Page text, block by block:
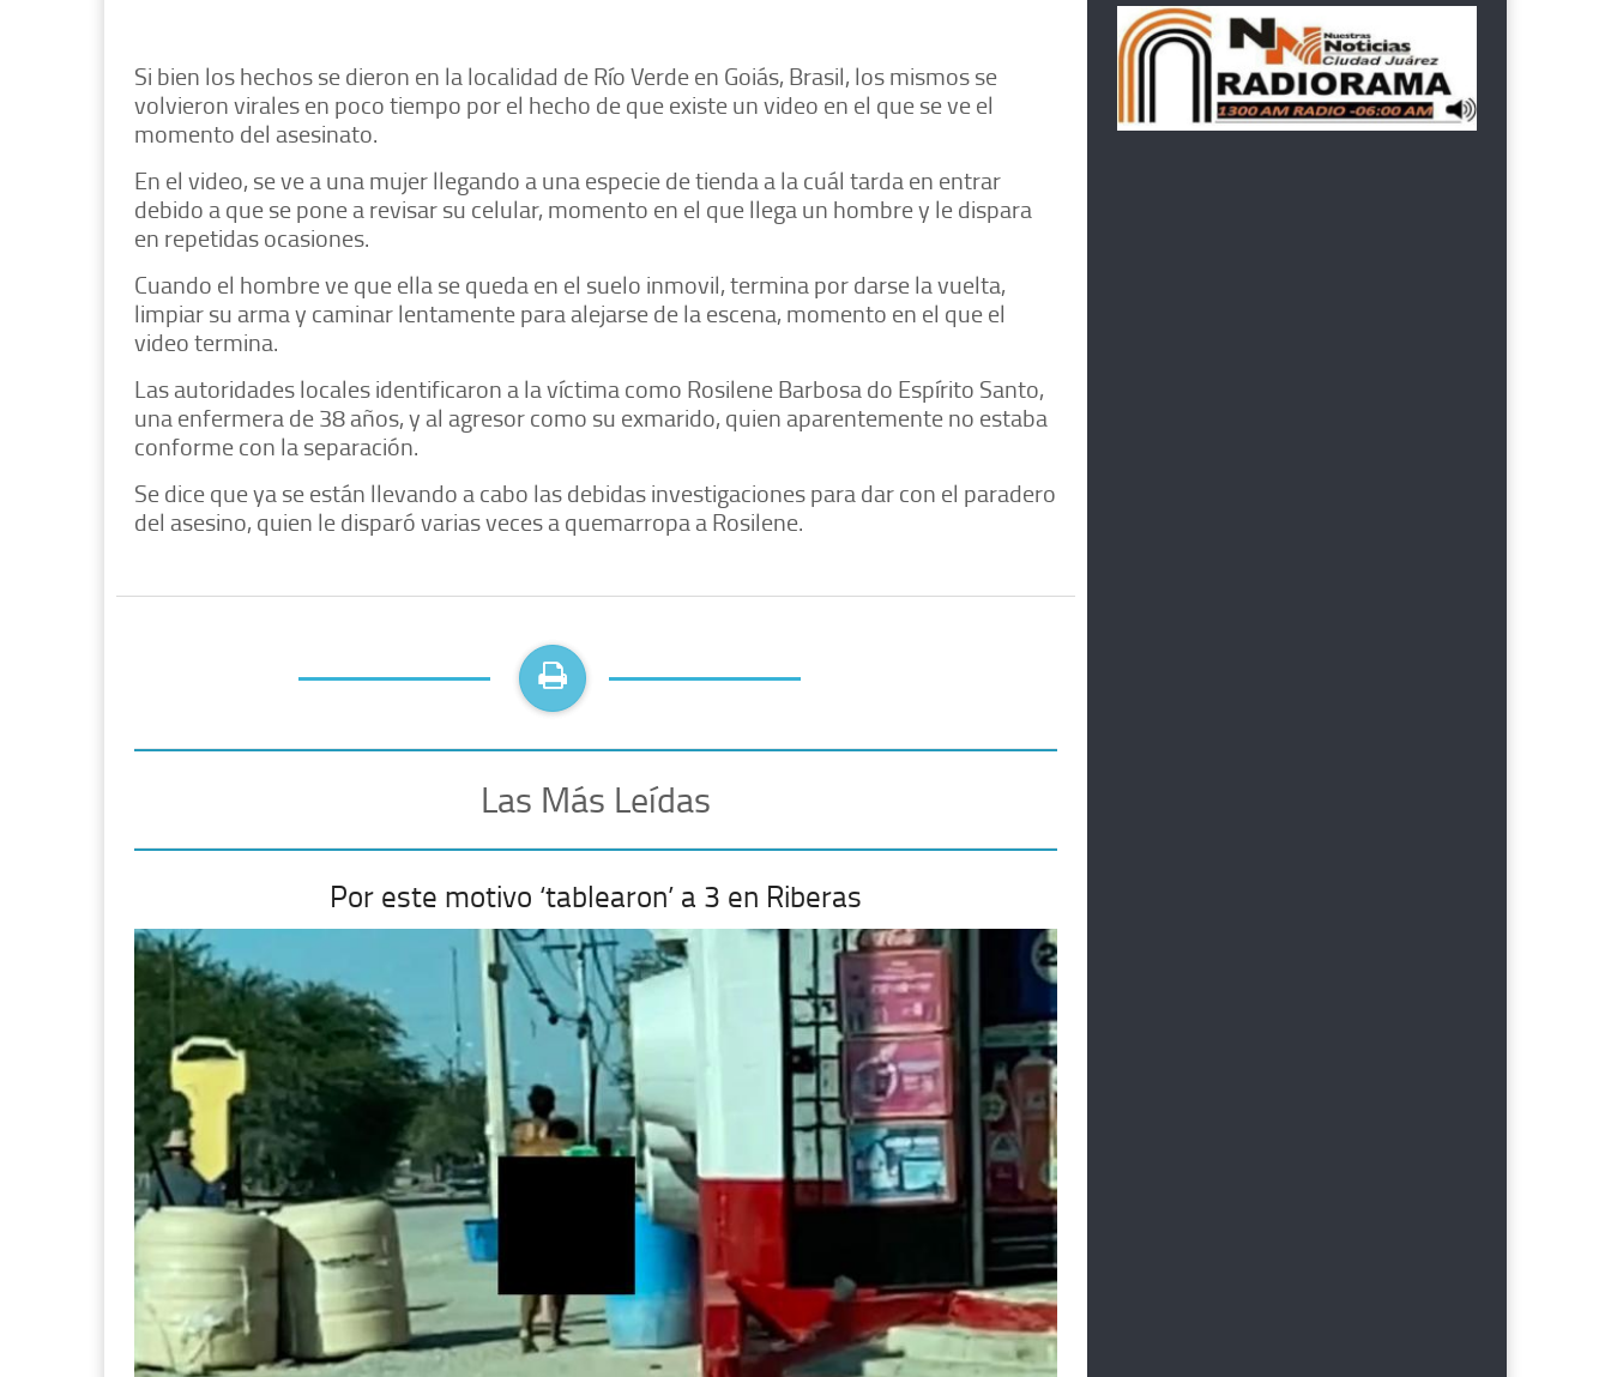
Si bien los hechos se dieron en la localidad de Río Verde en Goiás, Brasil, los mismos se
volvieron virales en poco tiempo por el hecho de que existe un video en el que se ve el
momento del asesinato.
En el video, se ve a una mujer llegando a una especie de tienda a la cuál tarda en entrar
debido a que se pone a revisar su celular, momento en el que llega un hombre y le dispara
en repetidas ocasiones.
Cuando el hombre ve que ella se queda en el suelo inmovil, termina por darse la vuelta,
limpiar su arma y caminar lentamente para alejarse de la escena, momento en el que el
video termina.
Las autoridades locales identificaron a la víctima como Rosilene Barbosa do Espírito Santo,
una enfermera de 38 años, y al agresor como su exmarido, quien aparentemente no estaba
conforme con la separación.
Se dice que ya se están llevando a cabo las debidas investigaciones para dar con el paradero
del asesino, quien le disparó varias veces a quemarropa a Rosilene.
Las Más Leídas
Por este motivo ‘tablearon’ a 3 en Riberas